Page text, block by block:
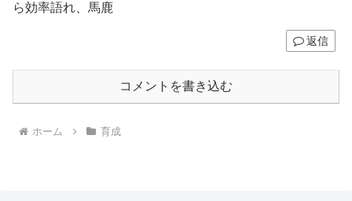
ら効率語れ、馬鹿
返信
コメントを書き込む
ホーム 育成